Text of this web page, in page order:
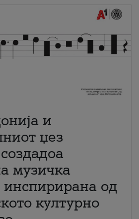
и
џез
музичка
инспирирана од
културно